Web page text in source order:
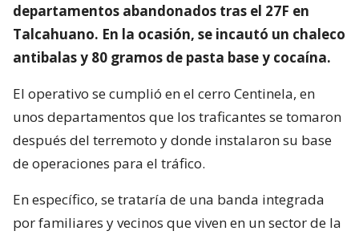
departamentos abandonados tras el 27F en
Talcahuano. En la ocasión, se incautó un chaleco
antibalas y 80 gramos de pasta base y cocaína.
El operativo se cumplió en el cerro Centinela, en
unos departamentos que los traficantes se tomaron
después del terremoto y donde instalaron su base
de operaciones para el tráfico.
En específico, se trataría de una banda integrada
por familiares y vecinos que viven en un sector de la